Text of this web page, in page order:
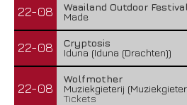
22-08
Waailand Outdoor
Made
22-08
Cryptosis
Iduna (Iduna (Drachten))
22-08
Wolfmother
Muziekgieterij
Tickets